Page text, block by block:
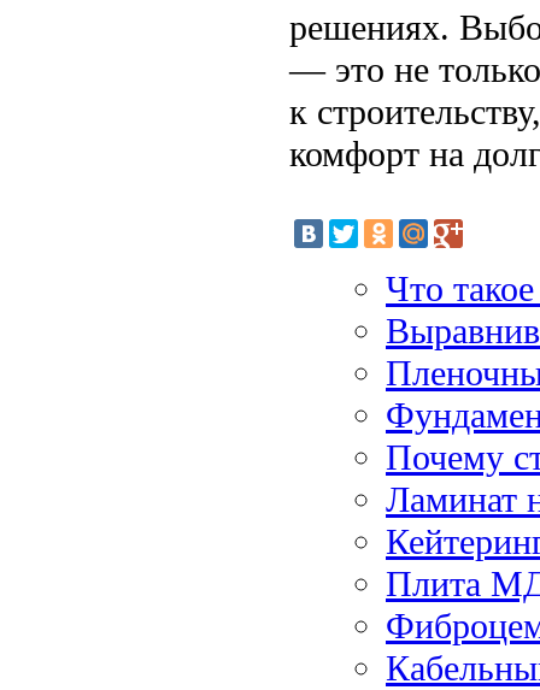
решениях.
— это не
к
комфорт на
Что
Почему
Ламинат
Плита